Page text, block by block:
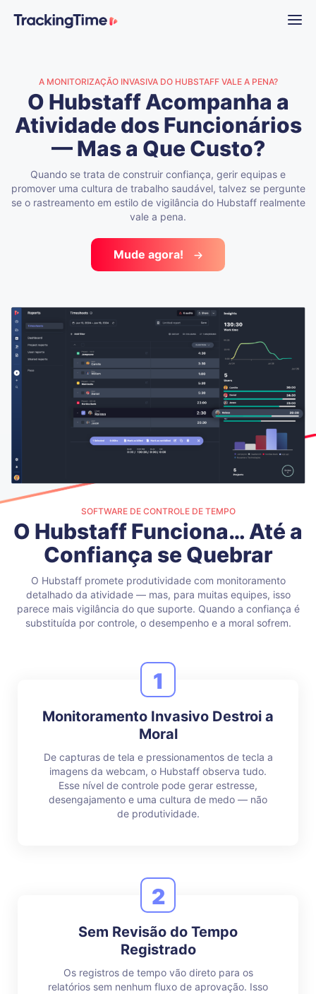
A MONITORIZAÇÃO INVASIVA DO HUBSTAFF VALE A PENA?
O Hubstaff Acompanha a
Atividade dos Funcionários
— Mas a Que Custo?
Quando se trata de construir confiança, gerir equipas e
promover uma cultura de trabalho saudável, talvez se pergunte
se o rastreamento em estilo de vigilância do Hubstaff realmente
vale a pena.
Mude agora!
SOFTWARE DE CONTROLE DE TEMPO
O Hubstaff Funciona… Até a
Confiança se Quebrar
O Hubstaff promete produtividade com monitoramento
detalhado da atividade — mas, para muitas equipes, isso
parece mais vigilância do que suporte. Quando a confiança é
substituída por controle, o desempenho e a moral sofrem.
1
Monitoramento Invasivo Destroi a
Moral
De capturas de tela e pressionamentos de tecla a
imagens da webcam, o Hubstaff observa tudo.
Esse nível de controle pode gerar estresse,
desengajamento e uma cultura de medo — não
de produtividade.
2
Sem Revisão do Tempo
Registrado
Os registros de tempo vão direto para os
relatórios sem nenhum fluxo de aprovação. Isso